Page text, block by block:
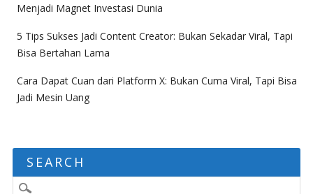
Menjadi Magnet Investasi Dunia
5 Tips Sukses Jadi Content Creator: Bukan Sekadar Viral, Tapi
Bisa Bertahan Lama
Cara Dapat Cuan dari Platform X: Bukan Cuma Viral, Tapi Bisa
Jadi Mesin Uang
SEARCH